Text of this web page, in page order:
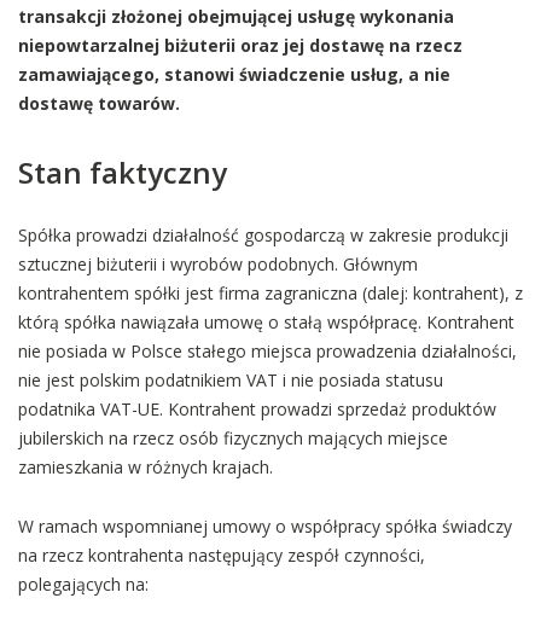
transakcji złożonej obejmującej usługę wykonania
niepowtarzalnej biżuterii oraz jej dostawę na rzecz
zamawiającego, stanowi świadczenie usług, a nie
dostawę towarów.
Stan faktyczny
Spółka prowadzi działalność gospodarczą w zakresie produkcji
sztucznej biżuterii i wyrobów podobnych. Głównym
kontrahentem spółki jest firma zagraniczna (dalej: kontrahent), z
którą spółka nawiązała umowę o stałą współpracę. Kontrahent
nie posiada w Polsce stałego miejsca prowadzenia działalności,
nie jest polskim podatnikiem VAT i nie posiada statusu
podatnika VAT-UE. Kontrahent prowadzi sprzedaż produktów
jubilerskich na rzecz osób fizycznych mających miejsce
zamieszkania w różnych krajach.
W ramach wspomnianej umowy o współpracy spółka świadczy
na rzecz kontrahenta następujący zespół czynności,
polegających na: